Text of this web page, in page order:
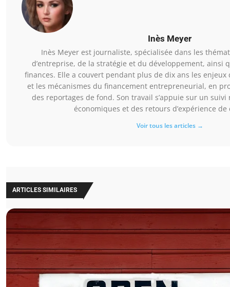
Inès Meyer
Inès Meyer est journaliste, spécialisée dans les
d’entreprise, de la stratégie et du développement, ainsi
finances. Elle a couvert pendant plus de dix ans les enjeux
et les mécanismes du financement entrepreneurial, en
des reportages de fond. Son travail s’appuie sur un
économiques et des retours d’expérience
Voir tous les articles →
ARTICLES SIMILAIRES